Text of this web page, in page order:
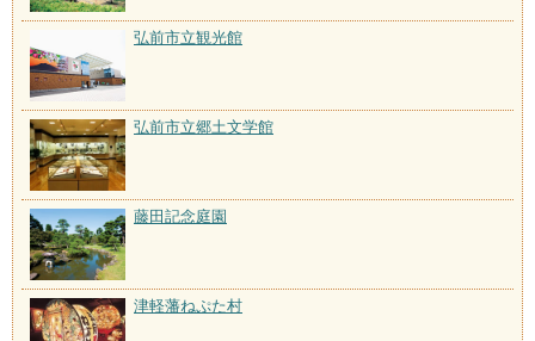
弘前市立観光館
弘前市立郷土文学館
藤田記念庭園
津軽藩ねぷた村